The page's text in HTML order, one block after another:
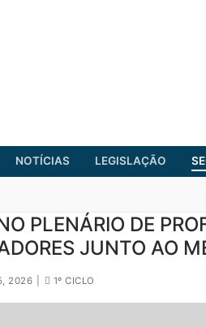
NOTÍCIAS LEGISLAÇÃO
FRENTE COMUM
PLENÁRIO DE
JUNTO AO
2026 1º CICLO